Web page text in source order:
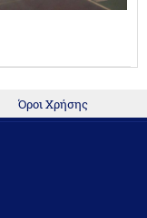
Όροι Χρήσης